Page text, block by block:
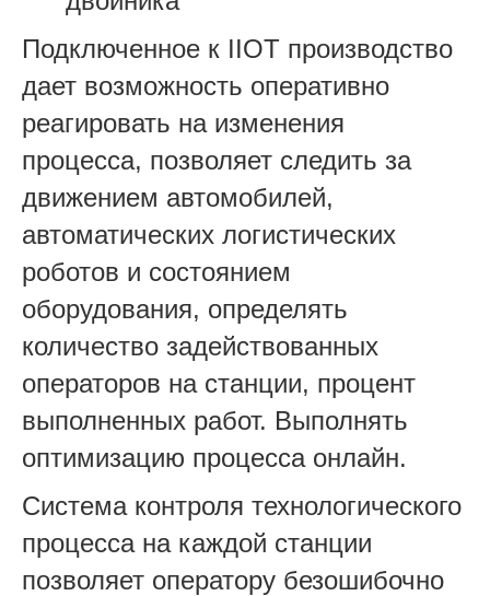
Подключенное к IIOT производство
дает возможность оперативно
реагировать на изменения
процесса, позволяет следить за
движением автомобилей,
автоматических логистических
роботов и состоянием
оборудования, определять
количество задействованных
операторов на станции, процент
выполненных работ. Выполнять
оптимизацию процесса онлайн.
Система контроля технологического
процесса на каждой станции
позволяет оператору безошибочно